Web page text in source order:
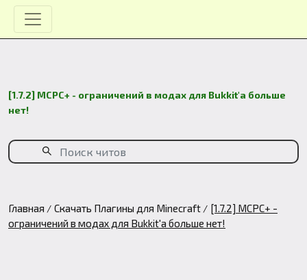
[1.7.2] MCPC+ - ограничений в модах для Bukkit'a больше
нет!
Главная Скачать Плагины для Minecraft
[1.7.2] MCPC+ -
ограничений в модах для Bukkit'a больше нет!